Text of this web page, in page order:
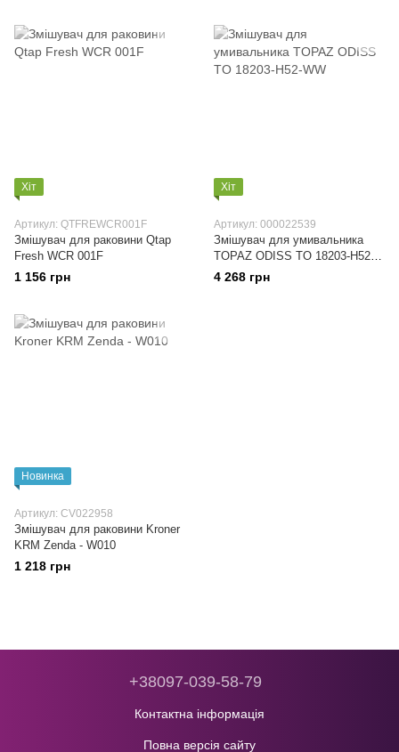
Хіт
Артикул: QTFREWCR001F
Змішувач для раковини Qtap
Fresh WCR 001F
1 156 грн
Хіт
Артикул: 000022539
Змішувач для умивальника
TOPAZ ODISS TO 18203-H52-
WW
4 268 грн
Новинка
Артикул: CV022958
Змішувач для раковини Kroner
KRM Zenda - W010
1 218 грн
+38097-039-58-79
Контактна інформація
Повна версія сайту